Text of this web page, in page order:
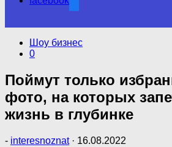
Шоу бизнес
0
Поймут только
фото, на которых
жизнь в глубинке
- interesnoznat · 16.08.2022